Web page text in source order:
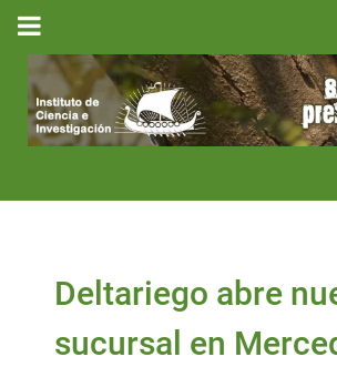
Deltariego abre
sucursal en